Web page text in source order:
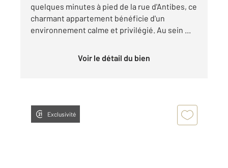
quelques minutes à pied de la rue d'Antibes, ce
charmant appartement bénéficie d'un
environnement calme et privilégié. Au sein ...
Voir le détail du bien
Exclusivité